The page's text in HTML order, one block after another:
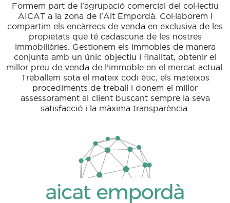
Formem part de l'agrupació comercial del col·lectiu
AICAT a la zona de l'Alt Empordà. Col·laborem i
compartim els encàrrecs de venda en exclusiva de les
propietats que té cadascuna de les nostres
immobiliàries. Gestionem els immobles de manera
conjunta amb un únic objectiu i finalitat, obtenir el
millor preu de venda de l'immoble en el mercat actual.
Treballem sota el mateix codi ètic, els mateixos
procediments de treball i donem el millor
assessorament al client buscant sempre la seva
satisfacció i la màxima transparència.